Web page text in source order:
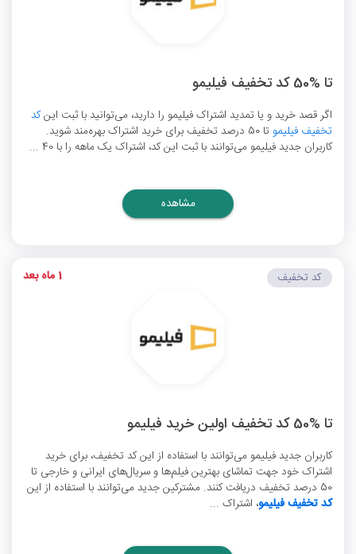
تا %50 کد تخفیف فیلیمو
اگر قصد خرید و یا تمدید اشتراک فیلیمو را دارید، می‌توانید با ثبت اینکد
تخفیف فیلیمو
تا 50 درصد تخفیف برای خرید اشتراک بهره‌مند شوید.
کاربران جدید فیلیمو می‌توانند با ثبت این کد، اشتراک یک ماهه را با 40 ...
مشاهده
تا %50 کد تخفیف اولین خرید فیلیمو
کاربران جدید فیلیمو می‌توانند با استفاده از این کد تخفیف، برای خرید
اشتراک خود جهت تماشای بهترین فیلم‌ها و سریال‌های ایرانی و خارجی تا
50 درصد تخفیف دریافت کنند. مشترکین جدید می‌توانند با استفاده از این
کد تخفیف فیلیمو، اشتراک ...
کد تخفیف 1 ماه بعد